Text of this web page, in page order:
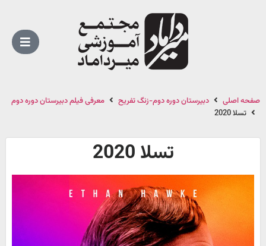
صفحه اصلی دبیرستان دوره دوم-زنگ تفریح
معرفی فیلم دبیرستان دوره دوم
تسلا 2020
تسلا 2020